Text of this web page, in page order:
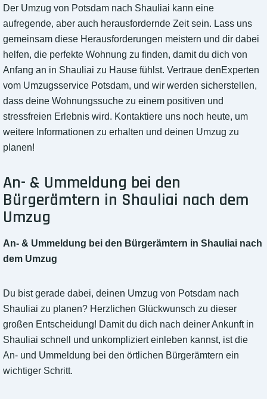
Der Umzug von Potsdam nach Shauliai kann eine
aufregende, aber auch herausfordernde Zeit sein. Lass uns
gemeinsam diese Herausforderungen meistern und dir dabei
helfen, die perfekte Wohnung zu finden, damit du dich von
Anfang an in Shauliai zu Hause fühlst. Vertraue denExperten
vom Umzugsservice Potsdam, und wir werden sicherstellen,
dass deine Wohnungssuche zu einem positiven und
stressfreien Erlebnis wird. Kontaktiere uns noch heute, um
weitere Informationen zu erhalten und deinen Umzug zu
planen!
An- & Ummeldung bei den
Bürgerämtern in Shauliai nach dem
Umzug
An- & Ummeldung bei den Bürgerämtern in Shauliai nach
dem Umzug
Du bist gerade dabei, deinen Umzug von Potsdam nach
Shauliai zu planen? Herzlichen Glückwunsch zu dieser
großen Entscheidung! Damit du dich nach deiner Ankunft in
Shauliai schnell und unkompliziert einleben kannst, ist die
An- und Ummeldung bei den örtlichen Bürgerämtern ein
wichtiger Schritt.